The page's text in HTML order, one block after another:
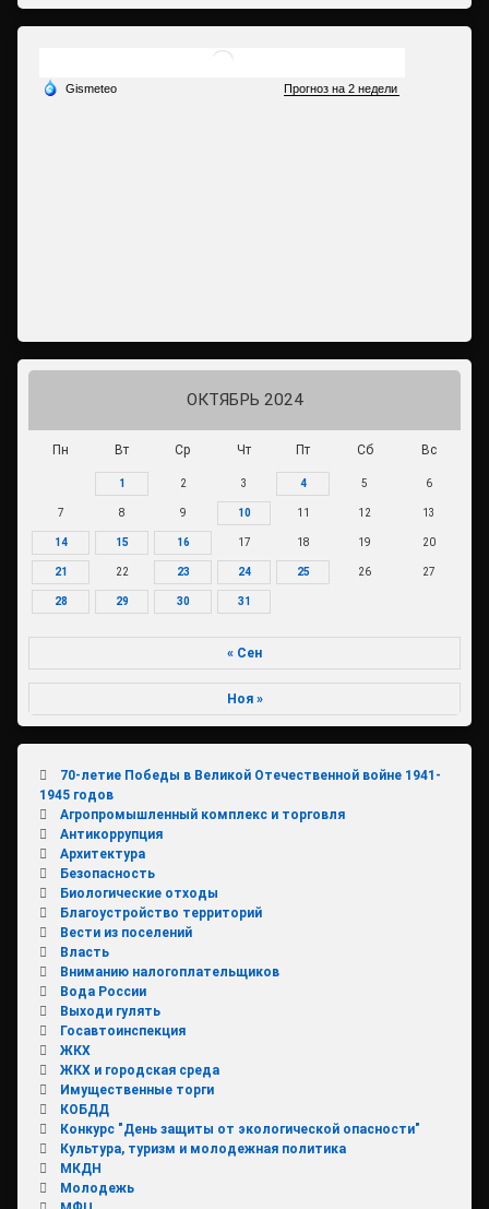
ОКТЯБРЬ 2024
Пн Вт Ср Чт Пт Сб Вс
1 2 3 4 5 6
7 8 9 10 11 12 13
14 15 16 17 18 19 20
21 22 23 24 25 26 27
28 29 30 31
« Сен
Ноя »
70-летие Победы в Великой Отечественной войне 1941-
1945 годов
Агропромышленный комплекс и торговля
Антикоррупция
Архитектура
Безопасность
Биологические отходы
Благоустройство территорий
Вести из поселений
Власть
Вниманию налогоплательщиков
Вода России
Выходи гулять
Госавтоинспекция
ЖКХ
ЖКХ и городская среда
Имущественные торги
КОБДД
Конкурс "День защиты от экологической опасности"
Культура, туризм и молодежная политика
МКДН
Молодежь